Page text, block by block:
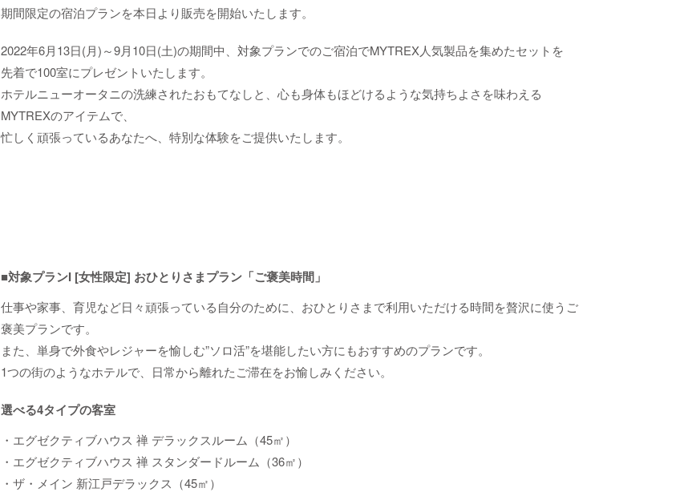
期間限定の宿泊プランを本日より販売を開始いたします。
2022年6月13日(月)～9月10日(土)の期間中、対象プランでのご宿泊でMYTREX人気製品を集めたセットを
先着で100室にプレゼントいたします。
ホテルニューオータニの洗練されたおもてなしと、心も身体もほどけるような気持ちよさを味わえる
MYTREXのアイテムで、
忙しく頑張っているあなたへ、特別な体験をご提供いたします。
■対象プランI [女性限定] おひとりさまプラン「ご褒美時間」
仕事や家事、育児など日々頑張っている自分のために、おひとりさまで利用いただける時間を贅沢に使うご
褒美プランです。
また、単身で外食やレジャーを愉しむ”ソロ活”を堪能したい方にもおすすめのプランです。
1つの街のようなホテルで、日常から離れたご滞在をお愉しみください。
選べる4タイプの客室
・エグゼクティブハウス 禅 デラックスルーム（45㎡）
・エグゼクティブハウス 禅 スタンダードルーム（36㎡）
・ザ・メイン 新江戸デラックス（45㎡）